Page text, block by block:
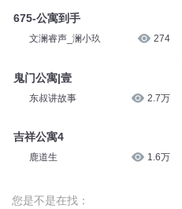
675-公寓到手
文澜睿声_澜小玖 274
鬼门公寓|壹
东叔讲故事 2.7万
吉祥公寓4
鹿道生 1.6万
您是不是在找：